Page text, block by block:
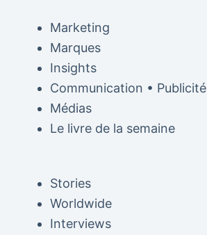
Marketing
Marques
Insights
Communication • Publicité
Médias
Le livre de la semaine
Stories
Worldwide
Interviews